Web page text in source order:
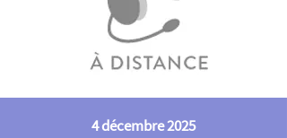
4 décembre 2025